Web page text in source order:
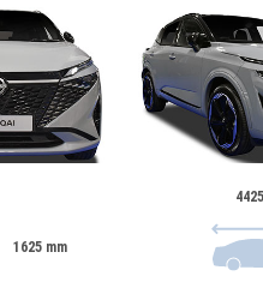
1625 mm